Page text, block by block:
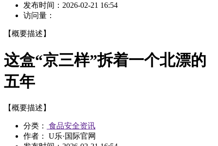
发布时间： 2026-02-21 16:54
访问量：
【概要描述】
这盒“京三样”拆着一个北漂的
五年
【概要描述】
分类：
食品安全资讯
作者： U乐·国际官网